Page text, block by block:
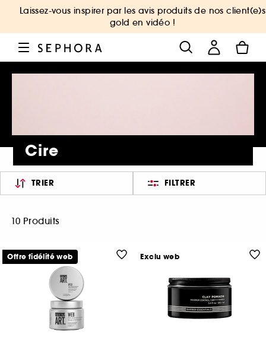
Laissez-vous inspirer par les avis produits de nos client(e)s
gold en vidéo !
Cire
TRIER FILTRER
10 Produits
Offre fidélité web Exclu web